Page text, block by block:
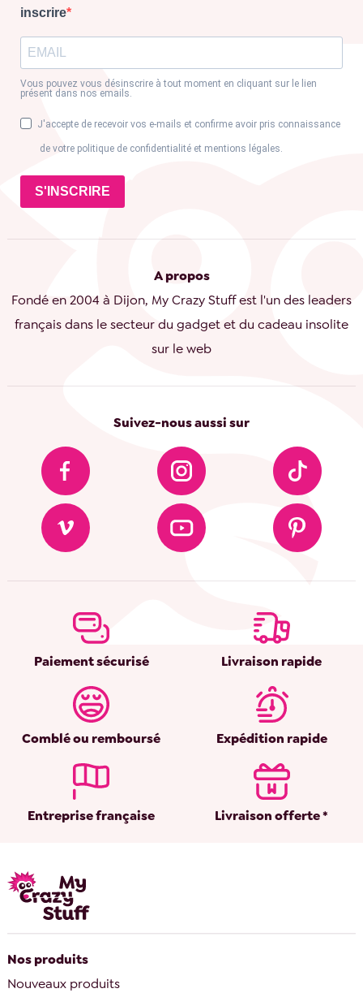
inscrire
Vous pouvez vous désinscrire à tout moment en cliquant sur le lien
présent dans nos emails.
J'accepte de recevoir vos e-mails et confirme avoir pris connaissance
de votre politique de confidentialité et mentions légales.
S'INSCRIRE
A propos
Fondé en 2004 à Dijon, My Crazy Stuff est l'un des leaders
français dans le secteur du gadget et du cadeau insolite
sur le web
Suivez-nous aussi sur
Paiement sécurisé Livraison rapide
Comblé ou remboursé Expédition rapide
Entreprise française Livraison offerte *
Nos produits
Nouveaux produits